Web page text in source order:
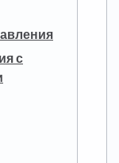
с